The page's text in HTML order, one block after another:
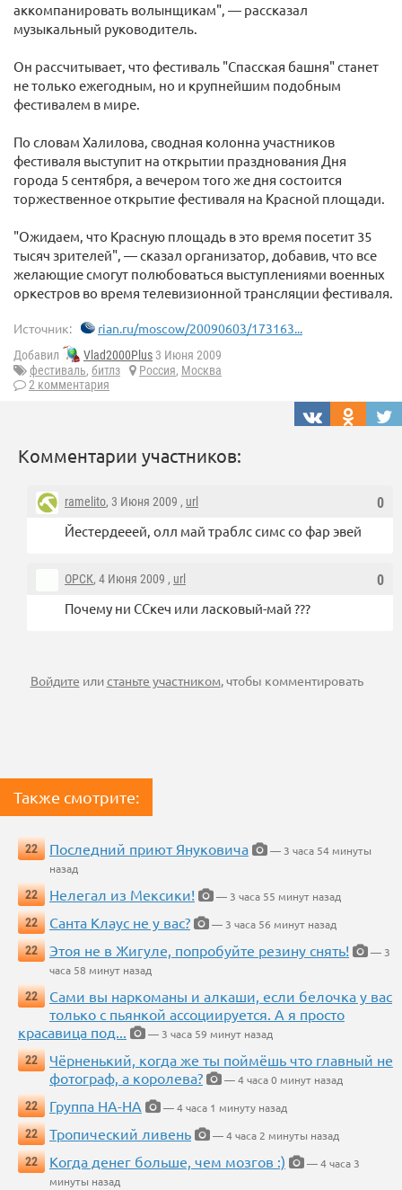
аккомпанировать волынщикам", — рассказал
музыкальный руководитель.
Он рассчитывает, что фестиваль "Спасская башня" станет
не только ежегодным, но и крупнейшим подобным
фестивалем в мире.
По словам Халилова, сводная колонна участников
фестиваля выступит на открытии празднования Дня
города 5 сентября, а вечером того же дня состоится
торжественное открытие фестиваля на Красной площади.
"Ожидаем, что Красную площадь в это время посетит 35
тысяч зрителей", — сказал организатор, добавив, что все
желающие смогут полюбоваться выступлениями военных
оркестров во время телевизионной трансляции фестиваля.
Источник: rian.ru/moscow/20090603/173163...
Добавил Vlad2000Plus 3 Июня 2009
фестиваль, битлз Россия, Москва
2 комментария
Комментарии участников:
0
ramelito, 3 Июня 2009 , url
Йестердееей, олл май траблс симс со фар эвей
0
ОРСК, 4 Июня 2009 , url
Почему ни ССкеч или ласковый-май ???
Войдите илистаньте участником, чтобы комментировать
Также смотрите:
22 Последний приют Януковича
— 3 часа 54 минуты
назад
22
Нелегал из Мексики!
— 3 часа 55 минут назад
22
Санта Клаус не у вас?
— 3 часа 56 минут назад
22
Этоя не в Жигуле, попробуйте резину снять!
— 3
часа 58 минут назад
22
Сами вы наркоманы и алкаши, если белочка у вас
только с пьянкой ассоциируется. А я просто
красавица под...
— 3 часа 59 минут назад
22
Чёрненький, когда же ты поймёшь что главный не
фотограф, а королева?
— 4 часа 0 минут назад
22
Группа НА-НА
— 4 часа 1 минуту назад
22
Тропический ливень
— 4 часа 2 минуты назад
22
Когда денег больше, чем мозгов :)
— 4 часа 3
минуты назад